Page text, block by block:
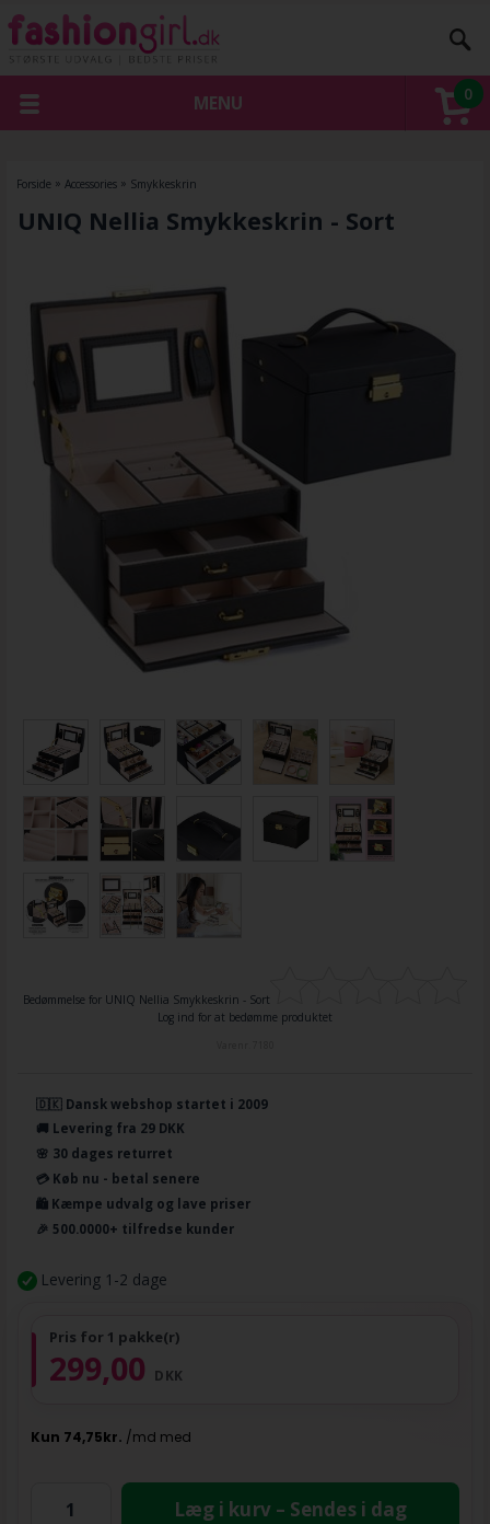
0
MENU
Forside » Accessories» Smykkeskrin
UNIQ Nellia Smykkeskrin - Sort
Bedømmelse for UNIQ Nellia Smykkeskrin - Sort
Log ind for at bedømme produktet
🇩🇰 Dansk webshop startet i 2009
🚚 Levering fra 29 DKK
🌸 30 dages returret
💳 Køb nu - betal senere
🛍️ Kæmpe udvalg og lave priser
🎉 500.0000+ tilfredse kunder
Levering 1-2 dage
Pris for 1 pakke(r)
299,00 DKK
Læg i kurv – Sendes i dag